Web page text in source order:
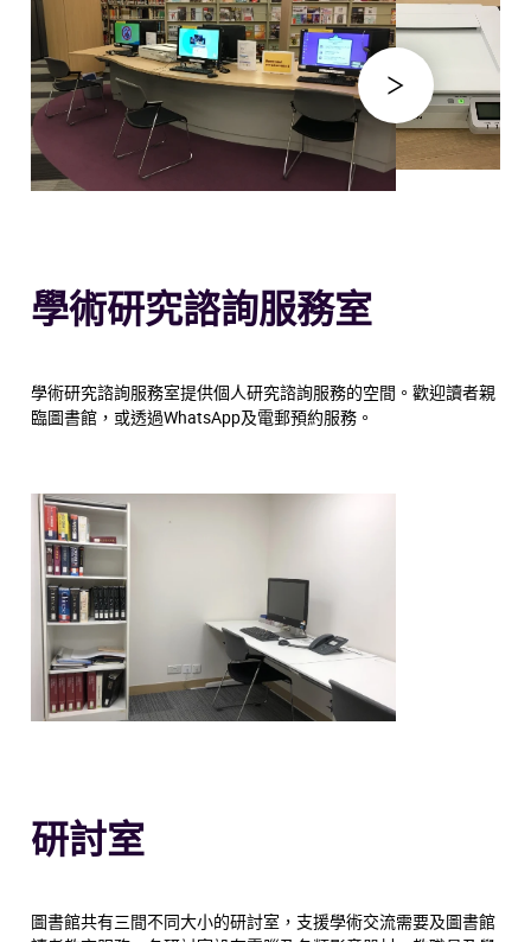
學術研究諮詢服務室
學術研究諮詢服務室提供個人研究諮詢服務的空間。歡迎讀者親
臨圖書館，或透過WhatsApp及電郵預約服務。
研討室
圖書館共有三間不同大小的研討室，支援學術交流需要及圖書館